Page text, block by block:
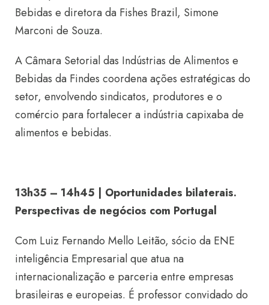
Bebidas e diretora da Fishes Brazil, Simone
Marconi de Souza.
A Câmara Setorial das Indústrias de Alimentos e
Bebidas da Findes coordena ações estratégicas do
setor, envolvendo sindicatos, produtores e o
comércio para fortalecer a indústria capixaba de
alimentos e bebidas.
13h35 – 14h45 | Oportunidades bilaterais.
Perspectivas de negócios com Portugal
Com Luiz Fernando Mello Leitão, sócio da ENE
inteligência Empresarial que atua na
internacionalização e parceria entre empresas
brasileiras e europeias. É professor convidado do